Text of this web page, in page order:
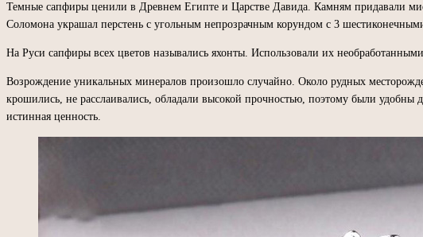
Темные сапфиры ценили в Древнем Египте и Царстве Давида. Камням придавали
Соломона украшал перстень с угольным непрозрачным корундом с 3
На Руси сапфиры всех цветов назывались яхонты. Использовали их
Возрождение уникальных минералов произошло случайно. Около рудных
крошились, не расслаивались, обладали высокой прочностью, поэтому были удобны
истинная ценность.